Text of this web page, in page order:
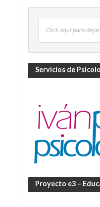
Click aquí para
Servicios de
Proyecto e3 –